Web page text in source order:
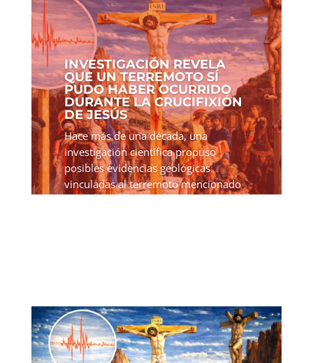
INVESTIGACIÓN REVELA
QUE UN TERREMOTO SÍ
PUDO HABER OCURRIDO
DURANTE LA CRUCIFIXIÓN
DE JESÚS
Hace más de una década, una
investigación científica propuso
posibles evidencias geológicas
vinculadas al terremoto mencionado